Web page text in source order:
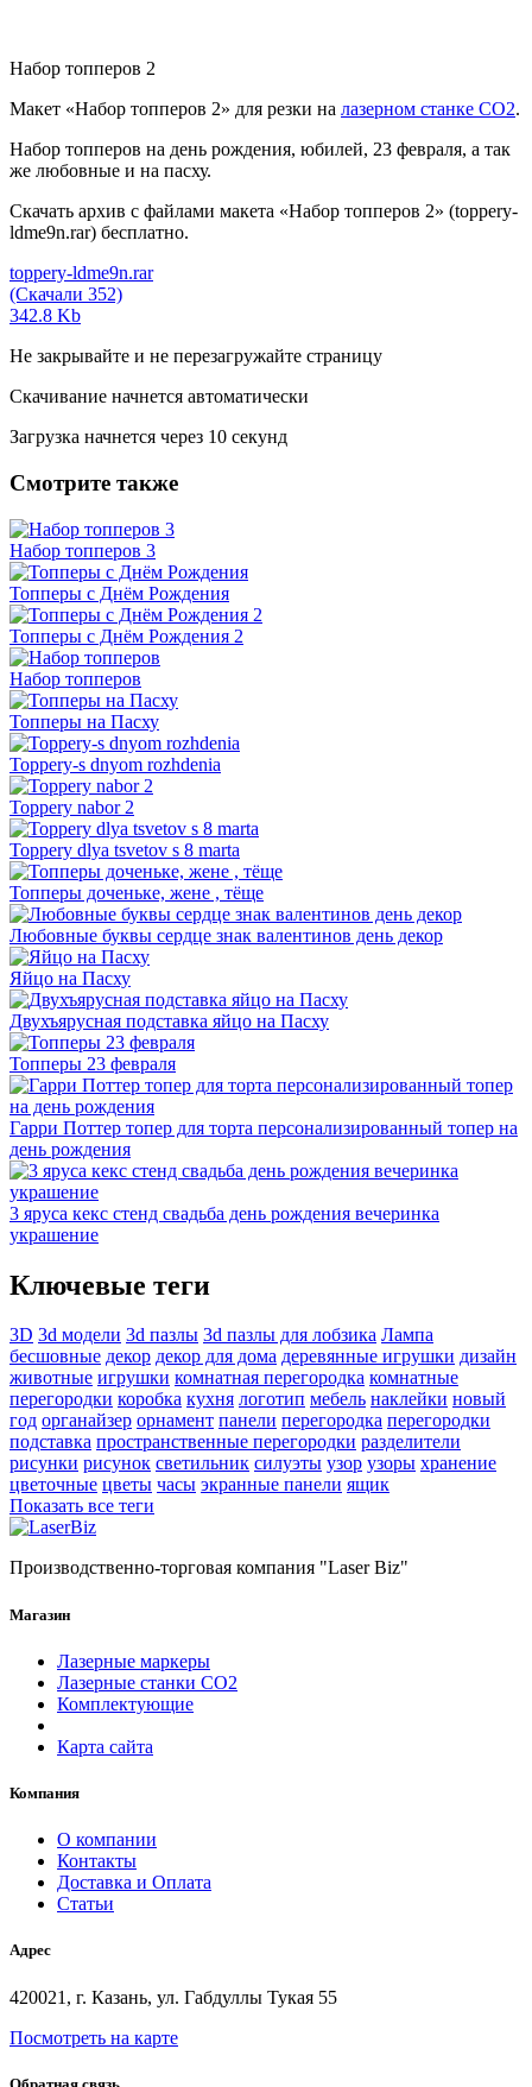
Набор топперов 2
Макет «Набор топперов 2» для резки на лазерном станке СО2.
Набор топперов на день рождения, юбилей, 23 февраля, а так
же любовные и на пасху.
Скачать архив с файлами макета «Набор топперов 2» (toppery-
ldme9n.rar) бесплатно.
toppery-ldme9n.rar
(Скачали 352)
342.8 Kb
Не закрывайте и не перезагружайте страницу
Скачивание начнется автоматически
Загрузка начнется через 10 секунд
Смотрите также
Набор топперов 3
Топперы с Днём Рождения
Топперы с Днём Рождения 2
Набор топперов
Топперы на Пасху
Toppery-s dnyom rozhdenia
Toppery nabor 2
Toppery dlya tsvetov s 8 marta
Топперы доченьке, жене , тёще
Любовные буквы сердце знак валентинов день декор
Яйцо на Пасху
Двухъярусная подставка яйцо на Пасху
Топперы 23 февраля
Гарри Поттер топер для торта персонализированный топер на
день рождения
3 яруса кекс стенд свадьба день рождения вечеринка
украшение
Ключевые теги
3D 3d модели 3d пазлы 3d пазлы для лобзика Лампа
бесшовные декор декор для дома деревянные игрушки дизайн
животные игрушки комнатная перегородка комнатные
перегородки коробка кухня логотип мебель наклейки новый
год органайзер орнамент панели перегородка перегородки
подставка пространственные перегородки разделители
рисунки рисунок светильник силуэты узор узоры хранение
цветочные цветы часы экранные панели ящик
Показать все теги
Производственно-торговая компания "Laser Biz"
Магазин
Лазерные маркеры
Лазерные станки СО2
Комплектующие
Карта сайта
Компания
О компании
Контакты
Доставка и Оплата
Статьи
Адрес
420021, г. Казань, ул. Габдуллы Тукая 55
Посмотреть на карте